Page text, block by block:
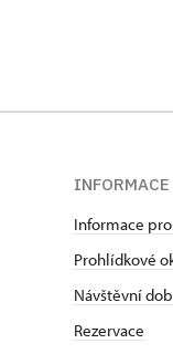
Informace
Prohlídkové
Návštěvní
Rezervace